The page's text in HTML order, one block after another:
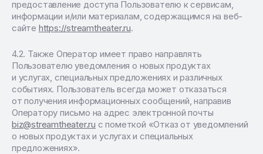
предоставление доступа Пользователю к сервисам,
информации и/или материалам, содержащимся на веб-
сайте https://streamtheater.ru.
Также Оператор имеет право направлять
Пользователю уведомления о новых продуктах
и услугах, специальных предложениях и различных
событиях. Пользователь всегда может отказаться
от получения информационных сообщений, направив
Оператору письмо на адрес электронной почты
biz@streamtheater.ru с пометкой «Отказ от уведомлений
о новых продуктах и услугах и специальных
предложениях».